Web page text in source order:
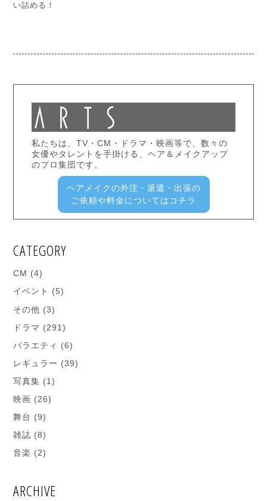
い詰める！
私たちは、TV・CM・ドラマ・映画等で、数々の
女優やタレントを手掛ける、ヘア＆メイクアップ
のプロ集団です。
ヘアメイクの外注・派遣・出張の
ご依頼や料金についてはコチラ
CATEGORY
CM (4)
イベント
(5)
その他 (3)
ドラマ (291)
バラエティ
(6)
レギュラー (39)
写真集 (1)
映画 (26)
舞台 (9)
雑誌 (8)
音楽 (2)
ARCHIVE